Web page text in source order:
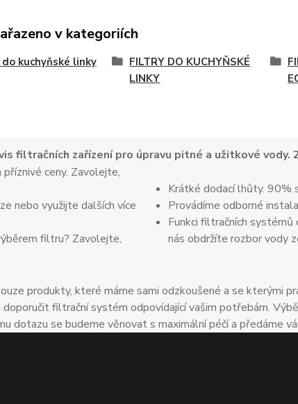
v kategoriích
kuchyňské linky
FILTRY DO KUCHYŇSKÉ
LINKY
filtračních zařízení pro úpravu pitné a užitkové
ceny. Zavolejte,
nebo využijte dalších více
filtru? Zavolejte,
Krátké dodací lhůty. 90%
Provádíme odborné
Funkci filtračních
nás obdržíte rozbor vody
produkty, které máme sami odzkoušené a se kterými
filtrační systém odpovídající vašim potřebám.
dotazu se budeme věnovat s maximální péčí a předáme